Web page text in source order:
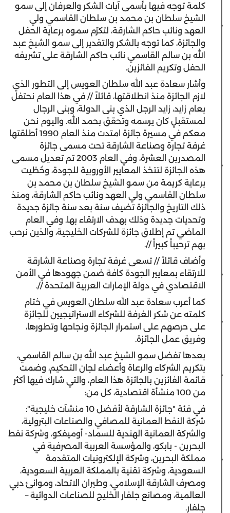
كلمة توجه فيها بأسمى آيات الشكر والعرفان إلى سمو
الشيخ سلطان بن محمد بن سلطان القاسمي ولي
العهد ونائب حاكم الشارقة، لتكرّم سموه برعاية الحفل
والجائزة، كما توجه بالشكر والتقدير إلى سمو الشيخ عبد
الله بن سالم القاسمي نائب حاكم الشارقة على تشريفه
الحفل وتكريم الفائزين.
وأشار سعادة عبد الله سلطان العويس إلى التطور الذي
لازم الجائزة منذ انطلاقتها، قائلاً // في هذا العام نحتفل
بعام زايد، زايد الرجل الذي بنى الدولة، وبنى الرجال
لمستقبلٍ كان يرسمه وتحقق بحمد الله. واليوم نحن
معكم في مسيرة جائزة امتدت منذ العام 1990 أطلقتها
غرفة تجارة وصناعة الشارقة تحت مسمى جائزة
المصدرين العشرة، وفي العام 2003 تم تعديل مسمى
هذه الجائزة لتتخذ المعايير الأوروبية للجودة، وحُظيت
برعاية كريمة من سمو الشيخ سلطان بن محمد بن
سلطان القاسمي ولي العهد ونائب حاكم الشارقة، ومنذ
ذلك التاريخ والجائزة تضيف سنة بعد سنة جائزة جديدة
وتحديات جديدة وذلك بهدف الارتقاء بها. وفي العام
الماضي تم إطلاق جائزة للشركات الخليجية، والذين نرحب
بهم ترحيباً كبيراً //.
وأضاف قائلاً // تسعى غرفة تجارة وصناعة الشارقة
للارتقاء بمعايير الجودة كافة ضمن جهودها في الأمن
الاقتصادي في دولة الإمارات العربية المتحدة //.
كما أعرب سعادة عبد الله سلطان العويس في ختام
كلمته عن شكر الغرفة للشركاء الاستراتيجيين للجائزة
على حرصهم على استمرار الجائزة ونجاحها وتطورها،
وفريق عمل الجائزة.
بعدها تفضل سمو الشيخ عبد الله بن سالم القاسمي،
بتكريم الشركاء والرعاة وأعضاء لجان التحكيم، وضمت
قائمة الفائزين بالجائزة هذا العام، والتي شارك فيها أكثر
من 100 منشأة اقتصادية، كل من:
في فئة "جائزة الشارقة لأفضل 10 منشآت خليجية":
شركة النفط العمانية للمصافي والصناعات البترولية،
والشركة العمانية الهندية للسماد- أوميفكو، وشركة نفط
البحرين - بابكو، والمؤسسة العربية المصرفية في
مملكة البحرين، وشركة الإلكترونيات المتقدمة
السعودية، وشركة تقنية بالمملكة العربية السعودية،
ومصرف الشارقة الإسلامي، وطيران الاتحاد، وموانئ دبي
العالمية، ومصانع جلفار الخليج للصناعات الدوائية –
جلفار.